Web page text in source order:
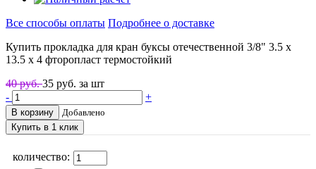
Все способы оплаты Подробнее о доставке
Купить прокладка для кран буксы отечественной 3/8" 3.5 х
13.5 х 4 фторопласт термостойкий
40 руб.35 руб. за шт
-
+
В корзину
Добавлено
Купить в 1 клик
количество: